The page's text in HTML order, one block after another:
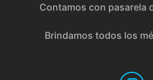
Contamos con pasarela
Brindamos todos los